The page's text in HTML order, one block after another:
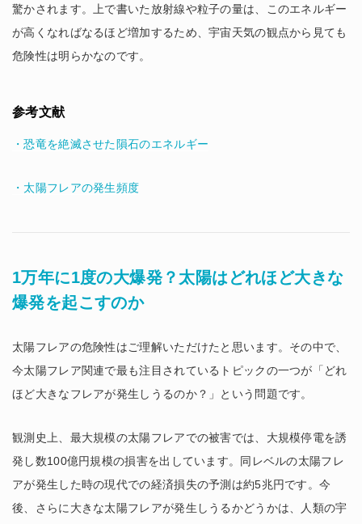
驚かされます。上で書いた放射線や粒子の量は、このエネルギー
が高くなればなるほど増加するため、宇宙天気の観点から見ても
危険性は明らかなのです。
参考文献
・恐竜を絶滅させた隕石のエネルギー
・太陽フレアの発生頻度
1万年に1度の大爆発？太陽はどれほど大きな
爆発を起こすのか
太陽フレアの危険性はご理解いただけたと思います。その中で、
今太陽フレア関連で最も注目されているトピックの一つが「どれ
ほど大きなフレアが発生しうるのか？」という問題です。
観測史上、最大規模の太陽フレアでの被害では、大規模停電を誘
発し数100億円規模の損害を出しています。同レベルの太陽フレ
アが発生した時の現代での経済損失の予測は約5兆円です。今
後、さらに大きな太陽フレアが発生しうるかどうかは、人類の宇